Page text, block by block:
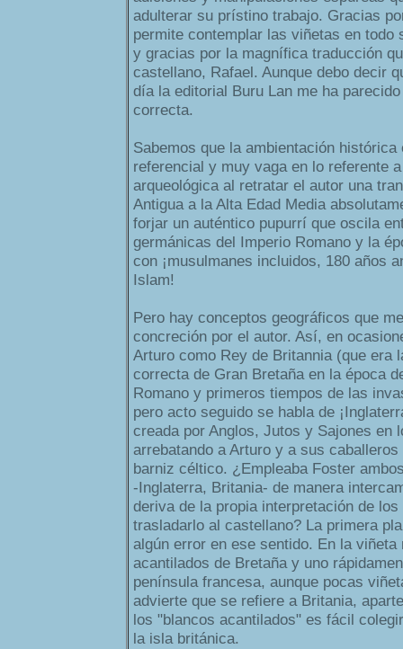
adulterar su prístino trabajo. Gracias
permite contemplar las viñetas en todo
y gracias por la magnífica traducción
castellano, Rafael. Aunque debo decir
día la editorial Buru Lan me ha
correcta.
Sabemos que la ambientación histórica
referencial y muy vaga en lo referente
arqueológica al retratar el autor una
Antigua a la Alta Edad Media
forjar un auténtico pupurrí que oscila
germánicas del Imperio Romano y la
con ¡musulmanes incluidos, 180 años
Islam!
Pero hay conceptos geográficos que
concreción por el autor. Así, en
Arturo como Rey de Britannia (que era
correcta de Gran Bretaña en la época
Romano y primeros tiempos de las
pero acto seguido se habla de
creada por Anglos, Jutos y Sajones en
arrebatando a Arturo y a sus
barniz céltico. ¿Empleaba Foster
-Inglaterra, Britania- de manera
deriva de la propia interpretación de
trasladarlo al castellano? La primera
algún error en ese sentido. En la viñeta
acantilados de Bretaña y uno
península francesa, aunque pocas
advierte que se refiere a Britania,
los "blancos acantilados" es fácil
la isla británica.